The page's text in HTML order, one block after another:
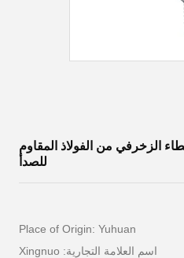
الزخرفي من الفولاذ المقاوم
للصدأ
Place of Origin: Yuhuan
اسم العلامة التجارية: Xingnuo